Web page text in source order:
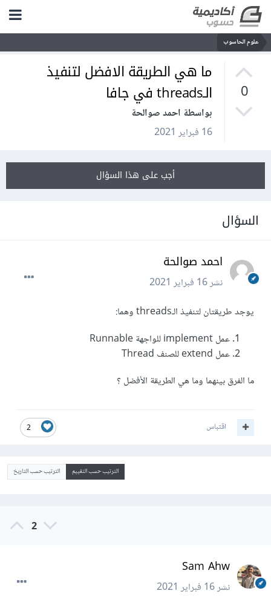
علوم الحاسوب
0
ما هي الطريقة الافضل لتنفيذ
الـthreads في جافا
بواسطة احمد صوالحة
16 فبراير 2021
أجب على هذا السؤال
السؤال
احمد صوالحة
نشر16 فبراير 2021
يوجد طريقتان لتنفيذ الـthreads وهما:
عمل implement للواجهة Runnable
عمل extend للصنف Thread
ما الفرق بينهما وما هي الطريقة الأفضل ؟
2 اقتباس
الترتيب حسب التقييم الترتيب حسب التاريخ
2
Sam Ahw
نشر16 فبراير 2021